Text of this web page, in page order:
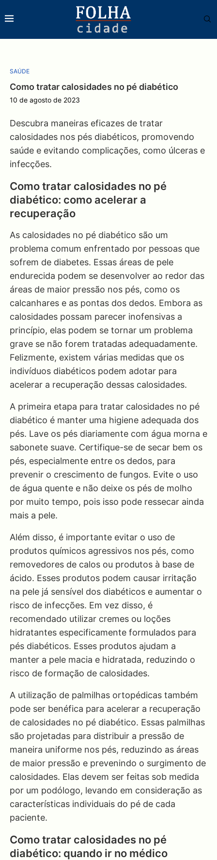
SAÚDE
Como tratar calosidades no pé diabético
10 de agosto de 2023
Descubra maneiras eficazes de tratar
calosidades nos pés diabéticos, promovendo
saúde e evitando complicações, como úlceras e
infecções.
Como tratar calosidades no pé
diabético: como acelerar a
recuperação
As calosidades no pé diabético são um
problema comum enfrentado por pessoas que
sofrem de diabetes. Essas áreas de pele
endurecida podem se desenvolver ao redor das
áreas de maior pressão nos pés, como os
calcanhares e as pontas dos dedos. Embora as
calosidades possam parecer inofensivas a
princípio, elas podem se tornar um problema
grave se não forem tratadas adequadamente.
Felizmente, existem várias medidas que os
indivíduos diabéticos podem adotar para
acelerar a recuperação dessas calosidades.
A primeira etapa para tratar calosidades no pé
diabético é manter uma higiene adequada dos
pés. Lave os pés diariamente com água morna e
sabonete suave. Certifique-se de secar bem os
pés, especialmente entre os dedos, para
prevenir o crescimento de fungos. Evite o uso
de água quente e não deixe os pés de molho
por muito tempo, pois isso pode ressecar ainda
mais a pele.
Além disso, é importante evitar o uso de
produtos químicos agressivos nos pés, como
removedores de calos ou produtos à base de
ácido. Esses produtos podem causar irritação
na pele já sensível dos diabéticos e aumentar o
risco de infecções. Em vez disso, é
recomendado utilizar cremes ou loções
hidratantes especificamente formulados para
pés diabéticos. Esses produtos ajudam a
manter a pele macia e hidratada, reduzindo o
risco de formação de calosidades.
A utilização de palmilhas ortopédicas também
pode ser benéfica para acelerar a recuperação
de calosidades no pé diabético. Essas palmilhas
são projetadas para distribuir a pressão de
maneira uniforme nos pés, reduzindo as áreas
de maior pressão e prevenindo o surgimento de
calosidades. Elas devem ser feitas sob medida
por um podólogo, levando em consideração as
características individuais do pé de cada
paciente.
Como tratar calosidades no pé
diabético: quando ir no médico